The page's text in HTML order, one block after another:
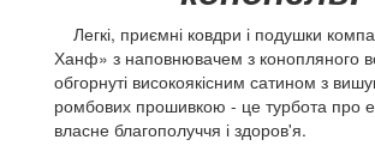
Легкі, приємні ковдри і подушки
Ханф» з наповнювачем з конопляного
обгорнуті високоякісним сатином з
ромбових прошивкою - це турбота про
власне благополуччя і здоров'я.